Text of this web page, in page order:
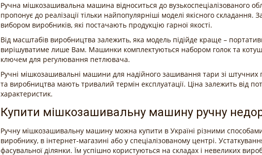
Ручна мішкозашивальна машина відноситься до вузькоспеціалізованого
пропонує до реалізації тільки найпопулярніші моделі якісного складання.
вибором виробників, які постачають продукцію гарної якості.
Від масштабів виробництва залежить, яка модель підійде краще –
вирішуватиме лише Вам. Машинки комплектуються набором голок та
ключем для регулювання петлювача.
Ручні мішкозашивальні машини для надійного зашивання тари зі штучних
та виробництва мають тривалий термін експлуатації. Ціна залежить від
характеристик.
Купити мішкозашивальну машину ручну
Ручну мішкозашивальну машину можна купити в Україні різними
виробнику, в інтернет-магазині або у спеціалізованому центрі.
фасувальної ділянки. Їм успішно користуються на складах і невеликих